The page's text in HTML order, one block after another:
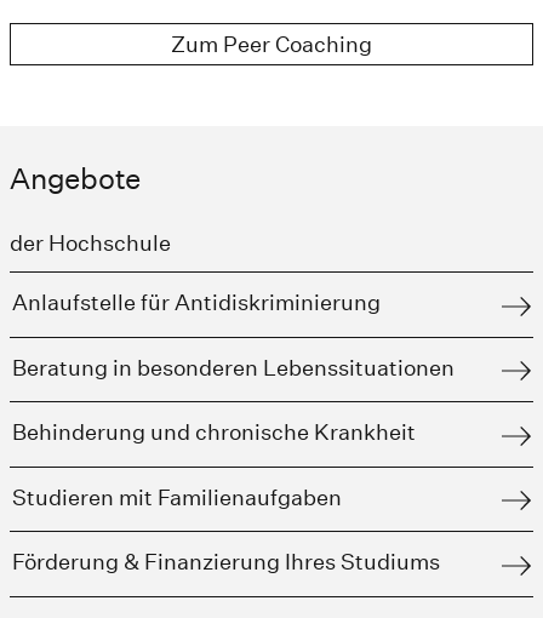
Zum Peer Coaching
Angebote
der Hochschule
Anlaufstelle für Antidiskriminierung
Beratung in besonderen Lebenssituationen
Behinderung und chronische Krankheit
Studieren mit Familienaufgaben
Förderung & Finanzierung Ihres Studiums